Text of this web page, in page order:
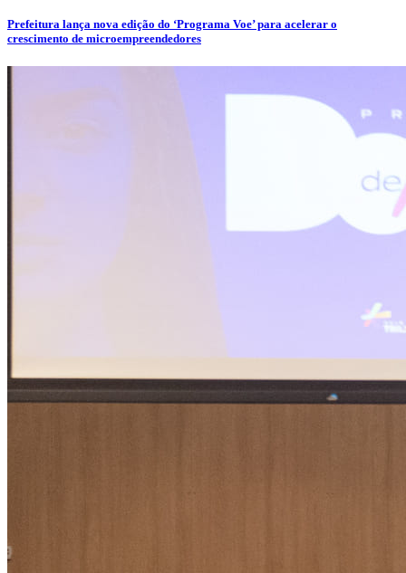
Prefeitura lança nova edição do ‘Programa Voe’ para acelerar o
crescimento de microempreendedores